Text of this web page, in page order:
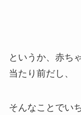
というか、赤ち
当たり前だし、
そんなことでい